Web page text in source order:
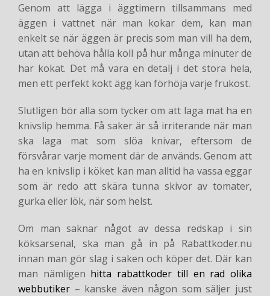
Genom att lägga i äggtimern tillsammans med
äggen i vattnet när man kokar dem, kan man
enkelt se när äggen är precis som man vill ha dem,
utan att behöva hålla koll på hur många minuter de
har kokat. Det må vara en detalj i det stora hela,
men ett perfekt kokt ägg kan förhöja varje frukost.
Slutligen bör alla som tycker om att laga mat ha en
knivslip hemma. Få saker är så irriterande när man
ska laga mat som slöa knivar, eftersom de
försvårar varje moment där de används. Genom att
ha en knivslip i köket kan man alltid ha vassa eggar
som är redo att skära tunna skivor av tomater,
gurka eller lök, när som helst.
Om man saknar något av dessa redskap i sin
köksarsenal, ska man gå in på Rabattkoder.nu
innan man gör slag i saken och köper det. Där kan
man nämligen hitta rabattkoder till en rad olika
webbutiker – kanske även någon som säljer just